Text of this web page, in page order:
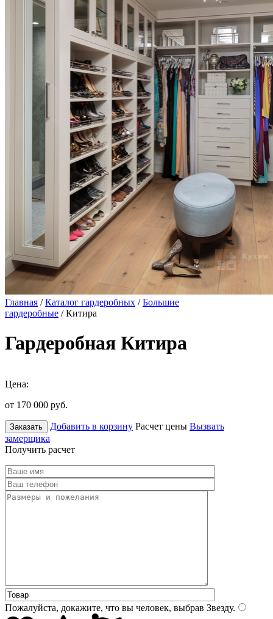
Главная /Каталог гардеробных /Большие
гардеробные / Китира
Гардеробная Китира
Цена:
от 170 000 руб.
Заказать Добавить в корзину Расчет цены Вызвать
замерщика
Получить расчет
Пожалуйста, докажите, что вы человек, выбрав Звезду.